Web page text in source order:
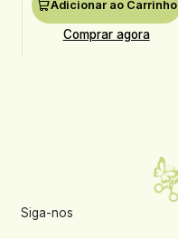
Adicionar ao Carrinho
Comprar agora
Siga-nos